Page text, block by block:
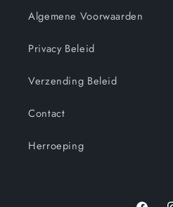
Algemene Voorwaarden
Privacy Beleid
Verzending Beleid
Contact
Herroeping